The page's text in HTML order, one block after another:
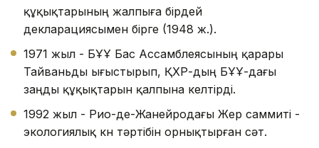
құқықтарының жалпыға бірдей
декларациясымен бірге (1948 ж.).
1971 жыл - БҰҰ Бас Ассамблеясының қарары
Тайваньды ығыстырып, ҚХР-дың БҰҰ-дағы
заңды құқықтарын қалпына келтірді.
1992 жыл - Рио-де-Жанейродағы Жер саммиті -
экологиялық күн тәртібін орнықтырған сәт.